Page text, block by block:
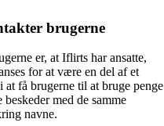
brugerne
er, at Iflirts har ansatte,
for at være en del af et
at få brugerne til at bruge penge
med de samme
navne.